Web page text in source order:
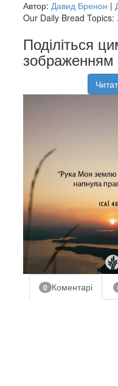
Автор: Давид Бренон |
Our Daily Bread Topics:
Поділіться
зображенням
0 Коментарі